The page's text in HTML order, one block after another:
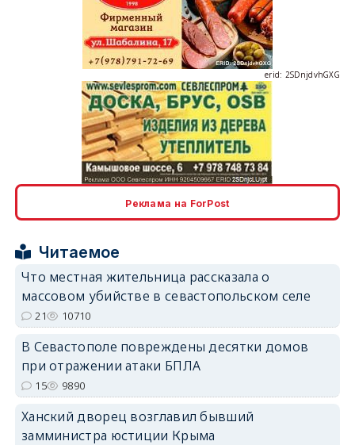
erid: 2SDnjdvhGXG
erid: 2SDnjcLUypt
erid: 2SDnjcrDNw6
Реклама на ForPost
Читаемое
Что местная жительница рассказала о
массовом убийстве в севастопольском селе
21 10710
В Севастополе повреждены десятки домов
при отражении атаки БПЛА
15 9890
Ханский дворец возглавил бывший
замминистра юстиции Крыма